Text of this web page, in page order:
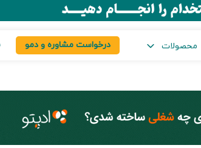
محصولات درخواست مشاوره و دمو